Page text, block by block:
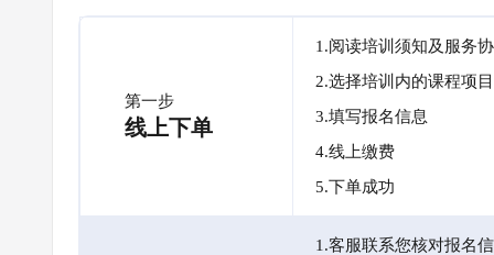
第一步
线上下单
1.阅读培训须知及服务
2.选择培训内的课程项目
3.填写报名信息
4.线上缴费
5.下单成功
1.客服联系您核对报名